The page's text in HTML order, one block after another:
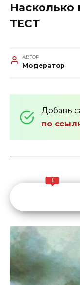
ТЕСТ
АВТОР
Модератор
Добавь
по
1